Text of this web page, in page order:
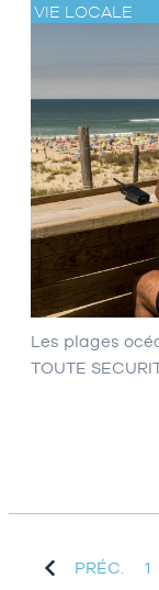
VIE LOCALE
Les plages
TOUTE
PRÉC. 1